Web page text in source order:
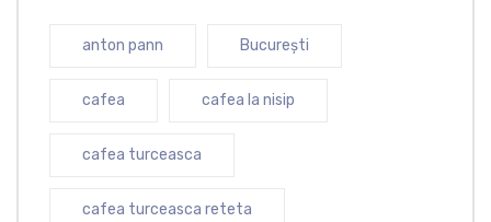
anton pann București
cafea cafea la nisip
cafea turceasca
cafea turceasca reteta